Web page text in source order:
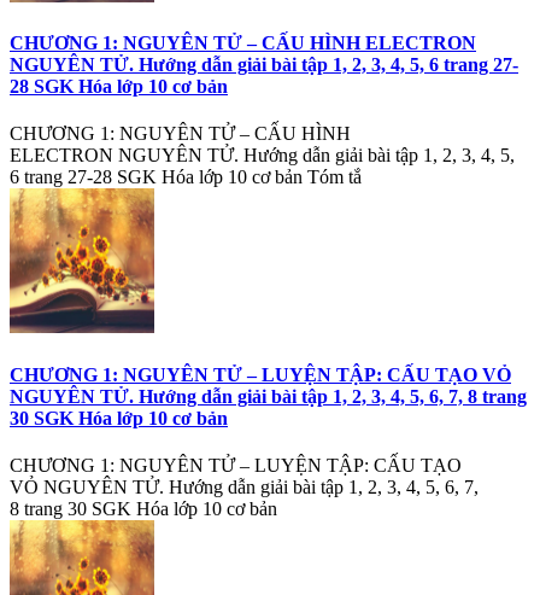
CHƯƠNG 1: NGUYÊN TỬ – CẤU HÌNH ELECTRON
NGUYÊN TỬ. Hướng dẫn giải bài tập 1, 2, 3, 4, 5, 6 trang 27-
28 SGK Hóa lớp 10 cơ bản
CHƯƠNG 1: NGUYÊN TỬ – CẤU HÌNH
ELECTRON NGUYÊN TỬ. Hướng dẫn giải bài tập 1, 2, 3, 4, 5,
6 trang 27-28 SGK Hóa lớp 10 cơ bản Tóm tắ
CHƯƠNG 1: NGUYÊN TỬ – LUYỆN TẬP: CẤU TẠO VỎ
NGUYÊN TỬ. Hướng dẫn giải bài tập 1, 2, 3, 4, 5, 6, 7, 8 trang
30 SGK Hóa lớp 10 cơ bản
CHƯƠNG 1: NGUYÊN TỬ – LUYỆN TẬP: CẤU TẠO
VỎ NGUYÊN TỬ. Hướng dẫn giải bài tập 1, 2, 3, 4, 5, 6, 7,
8 trang 30 SGK Hóa lớp 10 cơ bản